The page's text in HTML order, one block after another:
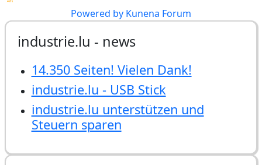
Powered by Kunena Forum
industrie.lu - news
14.350 Seiten! Vielen Dank!
industrie.lu - USB Stick
industrie.lu unterstützen und
Steuern sparen